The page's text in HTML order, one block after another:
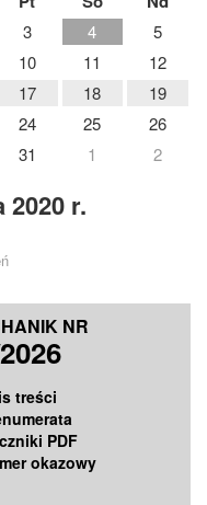
3 4
5
10 11
12
17 18
19
24 25
26
31 1 2
2020 r.
NR
treści
PDF
okazowy